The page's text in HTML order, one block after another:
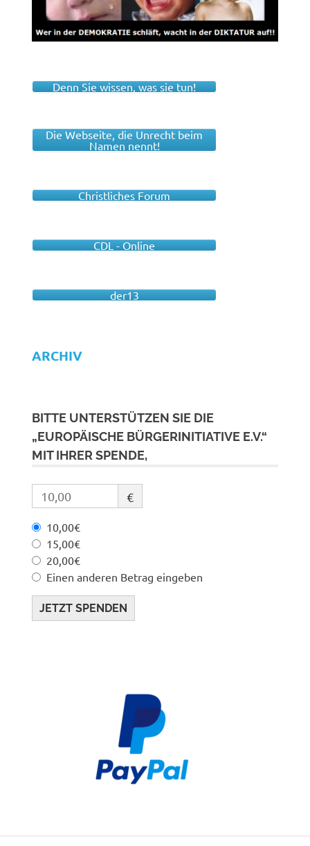
Denn Sie wissen, was sie tun!
Die Webseite, die Unrecht beim
Namen nennt!
Christliches Forum
CDL - Online
der13
ARCHIV
BITTE UNTERSTÜTZEN SIE DIE
„EUROPÄISCHE BÜRGERINITIATIVE E.V.“
MIT IHRER SPENDE,
€
10,00€
15,00€
20,00€
Einen anderen Betrag eingeben
JETZT SPENDEN